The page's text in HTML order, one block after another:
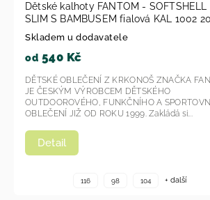
2023
FANTOM
Dětské kalhoty Fantom -
S BAMBUSEM KAL 1007 -
Skladem u dodavatele
od
DĚTSKÉ OBLEČENÍ Z
JE ČESKÝM VÝROBCEM
OUTDOOROVÉHO,
OBLEČENÍ JIŽ OD ROKU 1999.
116 98